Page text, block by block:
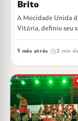
Brito
A Mocidade Unida
Vitória, definiu seu
duas…
1 mês atrás 2 min